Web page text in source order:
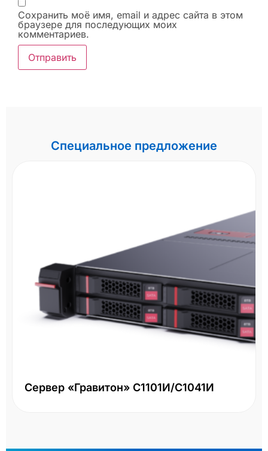
Сохранить моё имя, email и адрес сайта в этом
браузере для последующих моих
комментариев.
Специальное предложение
Сервер «Гравитон» С1101И/С1041И